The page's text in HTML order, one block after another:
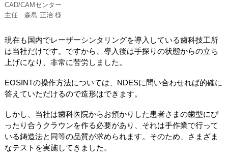
CAD/CAMセンター
主任 森島 正治 様
現在も国内でレーザーシンタリングを導入している歯科技工所
は当社だけです。ですから、導入後は手探りの状態からの立ち
上げになり、非常に苦労しました。
EOSINTの操作方法については、NDESに問い合わせれば的確に
答えていただけるので造形はできます。
しかし、当社は歯科医院からお預かりした患者さまの歯型にぴ
ったり合うクラウンを作る必要があり、それは手作業で行って
いる鋳造法と同等の品質が求められます。そのため、さまざま
なテストを実施してきました。